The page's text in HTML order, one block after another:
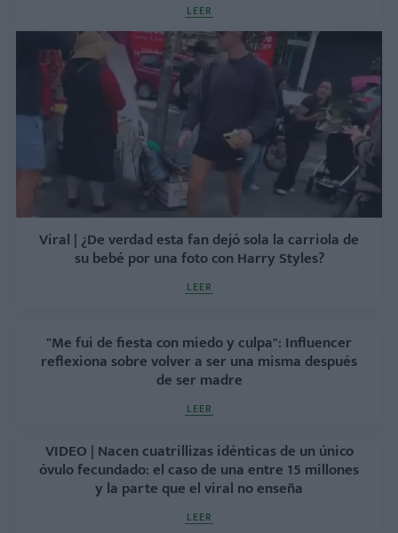
LEER
Viral | ¿De verdad esta fan dejó sola la carriola de
su bebé por una foto con Harry Styles?
LEER
"Me fui de fiesta con miedo y culpa": Influencer
reflexiona sobre volver a ser una misma después
de ser madre
LEER
VIDEO | Nacen cuatrillizas idénticas de un único
óvulo fecundado: el caso de una entre 15 millones
y la parte que el viral no enseña
LEER